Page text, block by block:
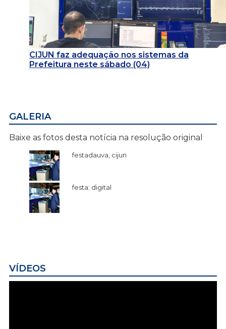
CIJUN faz adequação nos sistemas da
Prefeitura neste sábado (04)
GALERIA
Baixe as fotos desta notícia na resolução original
festadauva, cijun
festa; digital
VÍDEOS